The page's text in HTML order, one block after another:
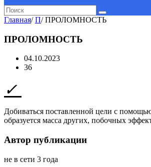
Главная/ П/ ПРОЛОМНОСТЬ
ПРОЛОМНОСТЬ
04.10.2023
36
Добиваться поставленной цели с
образуется масса других, побочных
Автор публикации
не в сети 3 года